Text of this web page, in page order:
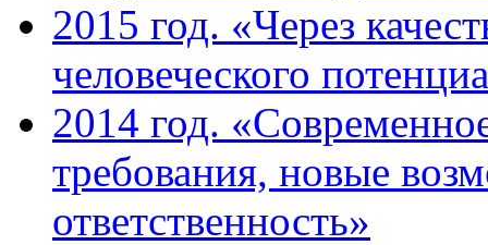
2015 год. «Через
человеческого
2014 год.
требования, новые
ответственность»